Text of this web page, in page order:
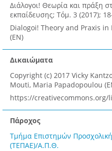
Διάλογοι! Θεωρία και πράξη
εκπαίδευσης; Τόμ. 3 (2017);
Dialogoi! Theory and Praxis in
(EN)
Δικαιώματα
Copyright (c) 2017 Vicky
Mouti, Maria Papadopoulou
https://creativecommons.org/
Πάροχος
Τμήμα Επιστημών
(ΤΕΠΑΕ)/Α.Π.Θ.